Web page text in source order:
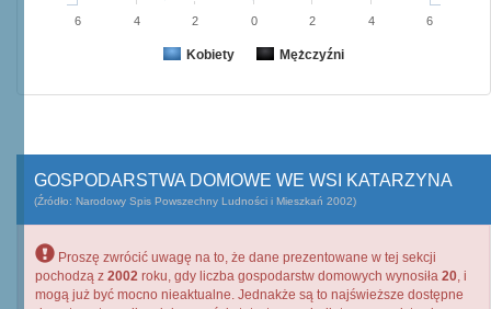
Kobiety Mężczyźni
6 4 2 0 2 4 6
GOSPODARSTWA DOMOWE WE WSI KATARZYNA
(Źródło: Narodowy Spis Powszechny Ludności i Mieszkań 2002)
Proszę zwrócić uwagę na to, że dane prezentowane w tej sekcji
pochodzą z 2002 roku, gdy liczba gospodarstw domowych wynosiła 20, i
mogą już być mocno nieaktualne. Jednakże są to najświeższe dostępne